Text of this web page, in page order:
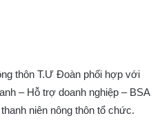
thôn T.Ư Đoàn phối hợp với
– Hỗ trợ doanh nghiệp – BSA
niên nông thôn tổ chức.